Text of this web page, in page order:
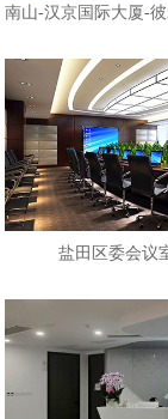
盐田区委会议